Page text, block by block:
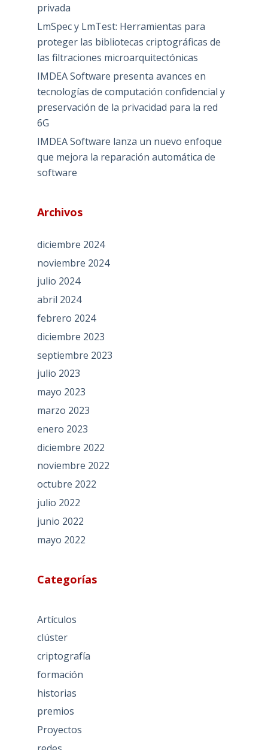
privada
LmSpec y LmTest: Herramientas para
proteger las bibliotecas criptográficas de
las filtraciones microarquitectónicas
IMDEA Software presenta avances en
tecnologías de computación confidencial y
preservación de la privacidad para la red
6G
IMDEA Software lanza un nuevo enfoque
que mejora la reparación automática de
software
Archivos
diciembre 2024
noviembre 2024
julio 2024
abril 2024
febrero 2024
diciembre 2023
septiembre 2023
julio 2023
mayo 2023
marzo 2023
enero 2023
diciembre 2022
noviembre 2022
octubre 2022
julio 2022
junio 2022
mayo 2022
Categorías
Artículos
clúster
criptografía
formación
historias
premios
Proyectos